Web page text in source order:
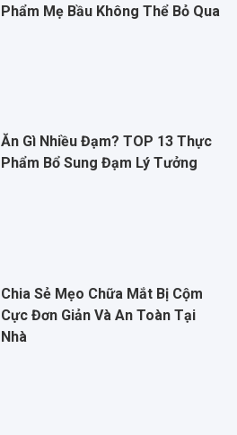
Phẩm Mẹ Bầu Không Thể Bỏ Qua
Ăn Gì Nhiều Đạm? TOP 13 Thực
Phẩm Bổ Sung Đạm Lý Tưởng
Chia Sẻ Mẹo Chữa Mắt Bị Cộm
Cực Đơn Giản Và An Toàn Tại
Nhà